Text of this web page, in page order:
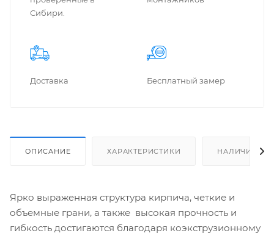
Сибири.
Доставка Бес­плат­ный замер
ОПИСАНИЕ ХАРАКТЕРИСТИКИ НАЛИЧИЕ
Ярко выраженная структура кирпича, четкие и
объемные грани, а также высокая прочность и
гибкость достигаются благодаря коэкструзионному